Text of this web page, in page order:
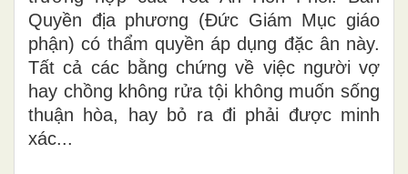
Quyền địa phương (Đức Giám Mục giáo
phận) có thẩm quyền áp dụng đặc ân này.
Tất cả các bằng chứng về việc người vợ
hay chồng không rửa tội không muốn sống
thuận hòa, hay bỏ ra đi phải được minh
xác...